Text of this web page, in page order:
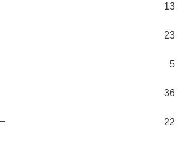
13
23
5
36
22